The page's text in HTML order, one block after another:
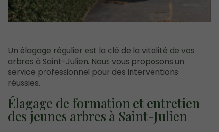
Un élagage régulier est la clé de la vitalité de vos
arbres à Saint-Julien. Nous vous proposons un
service professionnel pour des interventions
réussies.
Élagage de formation et entretien
des jeunes arbres à Saint-Julien